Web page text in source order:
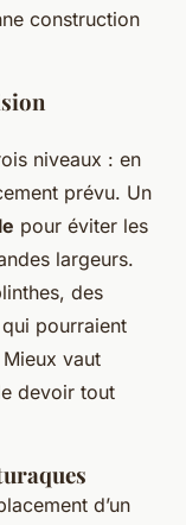
construction
niveaux : en
prévu. Un
pour éviter les
largeurs.
des
pourraient
vaut
devoir tout
d’un